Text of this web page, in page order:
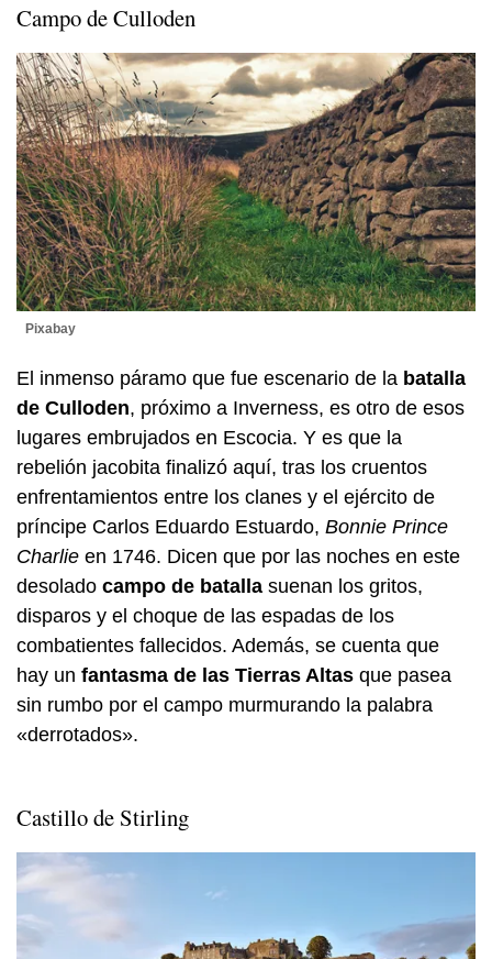
Campo de Culloden
Pixabay
El inmenso páramo que fue escenario de la batalla
de Culloden, próximo a Inverness, es otro de esos
lugares embrujados en Escocia. Y es que la
rebelión jacobita finalizó aquí, tras los cruentos
enfrentamientos entre los clanes y el ejército de
príncipe Carlos Eduardo Estuardo, Bonnie Prince
Charlie en 1746. Dicen que por las noches en este
desolado campo de batalla suenan los gritos,
disparos y el choque de las espadas de los
combatientes fallecidos. Además, se cuenta que
hay un fantasma de las Tierras Altas que pasea
sin rumbo por el campo murmurando la palabra
«derrotados».
Castillo de Stirling